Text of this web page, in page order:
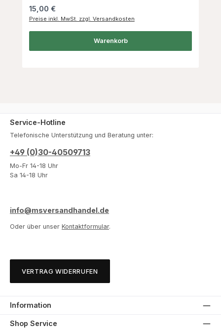
Regulärer Preis:
15,00 €
Preise inkl. MwSt. zzgl. Versandkosten
Warenkorb
Service-Hotline
Telefonische Unterstützung und Beratung unter:
+49 (0)30-40509713
Mo-Fr 14-18 Uhr
Sa 14-18 Uhr
info@msversandhandel.de
Oder über unser Kontaktformular.
VERTRAG WIDERRUFEN
Information
Shop Service